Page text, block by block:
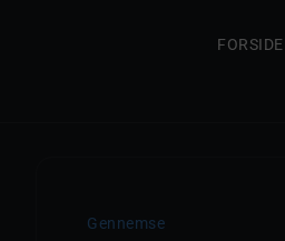
FORSIDE
Gennemse